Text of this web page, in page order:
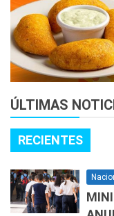
ÚLTIMAS
RECIENTES